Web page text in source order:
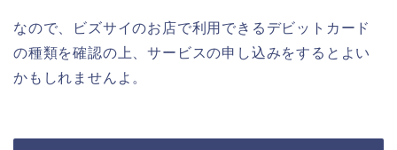
なので、ビズサイのお店で利用できるデビットカード
の種類を確認の上、サービスの申し込みをするとよい
かもしれませんよ。